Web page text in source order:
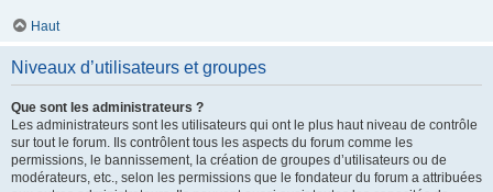
Haut
Niveaux d’utilisateurs et groupes
Que sont les administrateurs ?
Les administrateurs sont les utilisateurs qui ont le plus haut niveau de contrôle
sur tout le forum. Ils contrôlent tous les aspects du forum comme les
permissions, le bannissement, la création de groupes d’utilisateurs ou de
modérateurs, etc., selon les permissions que le fondateur du forum a attribuées